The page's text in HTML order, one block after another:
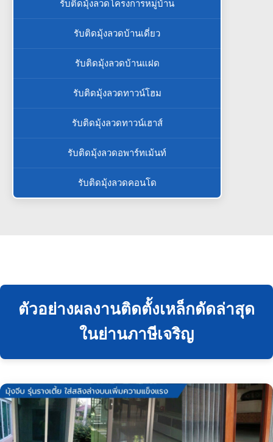
รับติดมุ้งลวดโครงการหมู่บ้าน
รับติดมุ้งลวดบ้านเดี่ยว
รับติดมุ้งลวดบ้านแฝด
รับติดมุ้งลวดทาวน์โฮม
รับติดมุ้งลวดทาวน์เฮาส์
รับติดมุ้งลวดอพาร์ทเม้นท์
รับติดมุ้งลวดคอนโด
ตัวอย่างผลงานติดตั้งเหล็กดัดล่าสุด
ในย่านภาษีเจริญ